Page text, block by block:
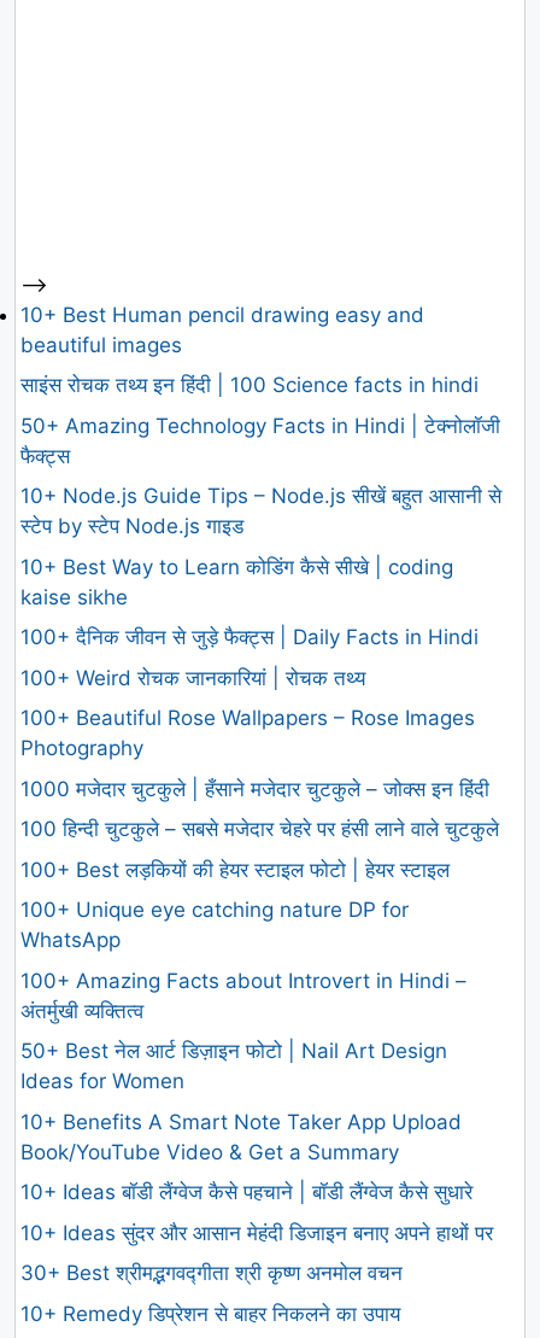
-->
10+ Best Human pencil drawing easy and
beautiful images
साइंस रोचक तथ्य इन हिंदी | 100 Science facts in hindi
50+ Amazing Technology Facts in Hindi | टेक्नोलॉजी
फैक्ट्स
10+ Node.js Guide Tips – Node.js सीखें बहुत आसानी से
स्टेप by स्टेप Node.js गाइड
10+ Best Way to Learn कोडिंग कैसे सीखे | coding
kaise sikhe
100+ दैनिक जीवन से जुड़े फैक्ट्स | Daily Facts in Hindi
100+ Weird रोचक जानकारियां | रोचक तथ्य
100+ Beautiful Rose Wallpapers – Rose Images
Photography
1000 मजेदार चुटकुले | हँसाने मजेदार चुटकुले – जोक्स इन हिंदी
100 हिन्दी चुटकुले – सबसे मजेदार चेहरे पर हंसी लाने वाले चुटकुले
100+ Best लड़कियों की हेयर स्टाइल फोटो | हेयर स्टाइल
100+ Unique eye catching nature DP for
WhatsApp
100+ Amazing Facts about Introvert in Hindi –
अंतर्मुखी व्यक्तित्व
50+ Best नेल आर्ट डिज़ाइन फोटो | Nail Art Design
Ideas for Women
10+ Benefits A Smart Note Taker App Upload
Book/YouTube Video & Get a Summary
10+ Ideas बॉडी लैंग्वेज कैसे पहचाने | बॉडी लैंग्वेज कैसे सुधारे
10+ Ideas सुंदर और आसान मेहंदी डिजाइन बनाए अपने हाथों पर
30+ Best श्रीमद्भगवद्गीता श्री कृष्ण अनमोल वचन
10+ Remedy डिप्रेशन से बाहर निकलने का उपाय